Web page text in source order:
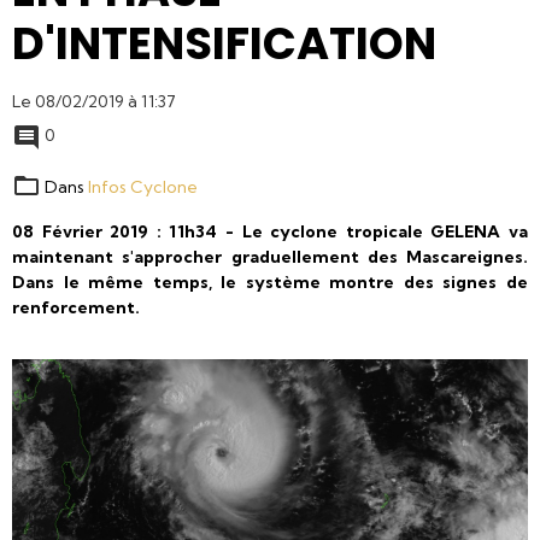
D'INTENSIFICATION
Le 08/02/2019 à 11:37
0
Dans Infos Cyclone
08 Février 2019 : 11h34 - Le cyclone tropicale GELENA va
maintenant s'approcher graduellement des Mascareignes.
Dans le même temps, le système montre des signes de
renforcement.